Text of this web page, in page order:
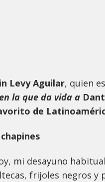
Levy Aguilar, quien
la que da vida a
de
mi desayuno
frijoles negros y